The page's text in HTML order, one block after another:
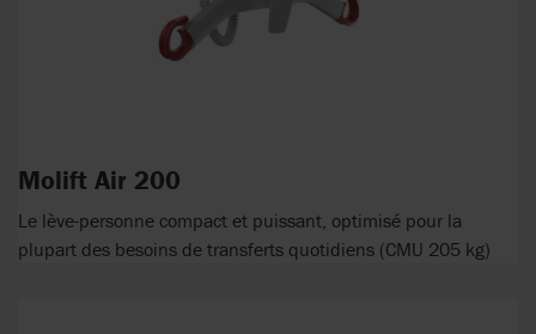
Molift Air 200
Le lève-personne compact et puissant, optimisé pour la
plupart des besoins de transferts quotidiens (CMU 205 kg)